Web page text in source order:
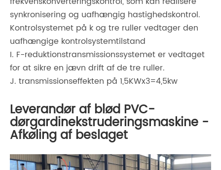
synkronisering og uafhængig hastighedskontrol.
Kontrolsystemet på k og tre ruller vedtager den
uafhængige kontrolsystemtilstand
I. F-reduktionstransmissionssystemet er vedtaget
for at sikre en jævn drift af de tre ruller.
J. transmissionseffekten på 1,5KWx3=4,5kw
Leverandør af blød PVC-
dørgardinekstruderingsmaskine -
Afkøling af beslaget